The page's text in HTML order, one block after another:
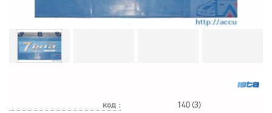
код : 140 (3)